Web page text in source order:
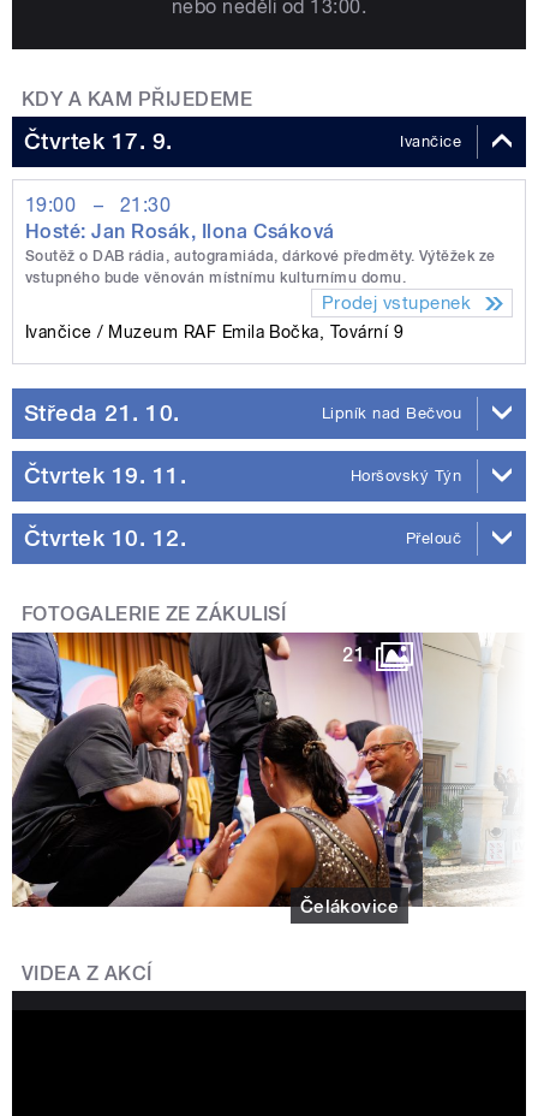
nebo neděli od 13:00.
KDY A KAM PŘIJEDEME
Čtvrtek 17. 9. Ivančice
19:00 –
21:30
Hosté: Jan Rosák, Ilona Csáková
Soutěž o DAB rádia, autogramiáda, dárkové předměty. Výtěžek ze
vstupného bude věnován místnímu kulturnímu domu.
Prodej vstupenek
Ivančice Muzeum RAF Emila Bočka, Tovární 9
Středa 21. 10. Lipník nad Bečvou
Čtvrtek 19. 11. Horšovský Týn
Čtvrtek 10. 12. Přelouč
FOTOGALERIE ZE ZÁKULISÍ
21
Čelákovice
VIDEA Z AKCÍ